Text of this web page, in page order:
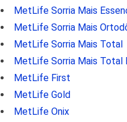
MetLife Sorria Mais
MetLife Sorria Mais
MetLife Sorria Mais Total
MetLife Sorria Mais Total
MetLife First
MetLife Gold
MetLife Onix